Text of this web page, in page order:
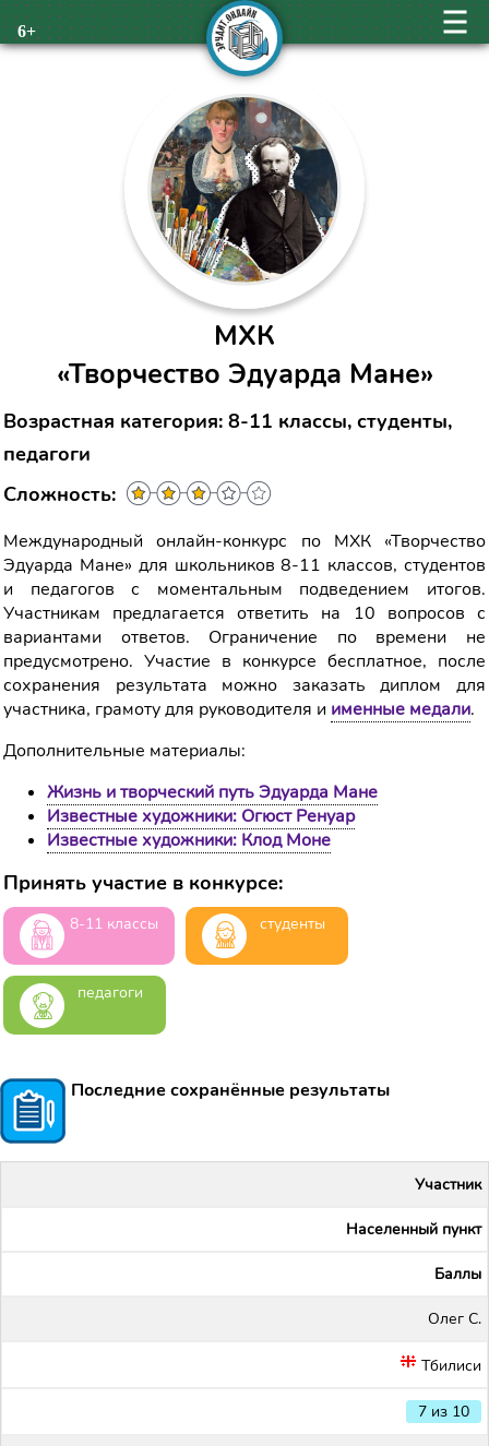
6+
МХК
«Творчество Эдуарда Мане»
Возрастная категория: 8-11 классы, студенты,
педагоги
Сложность:
Международный онлайн-конкурс по МХК «Творчество
Эдуарда Мане» для школьников 8-11 классов, студентов
и педагогов с моментальным подведением итогов.
Участникам предлагается ответить на 10 вопросов с
вариантами ответов. Ограничение по времени не
предусмотрено. Участие в конкурсе бесплатное, после
сохранения результата можно заказать диплом для
участника, грамоту для руководителя и именные медали.
Дополнительные материалы:
Жизнь и творческий путь Эдуарда Мане
Известные художники: Огюст Ренуар
Известные художники: Клод Моне
Принять участие в конкурсе:
8-11 классы студенты
педагоги
Последние сохранённые результаты
Участник
Населенный пункт
Баллы
Олег С.
Тбилиси
7 из 10